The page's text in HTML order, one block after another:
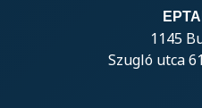
1145
Szugló utca